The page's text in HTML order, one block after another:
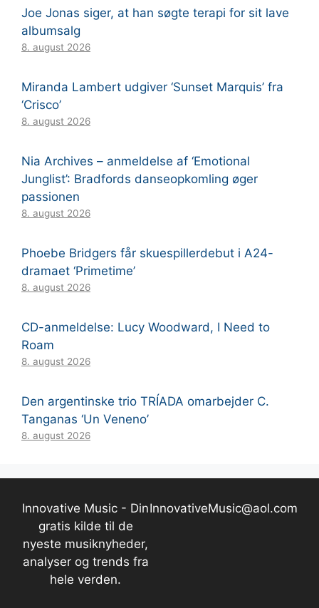
Joe Jonas siger, at han søgte terapi for sit lave
albumsalg
8. august 2026
Miranda Lambert udgiver ‘Sunset Marquis’ fra
‘Crisco’
8. august 2026
Nia Archives – anmeldelse af ‘Emotional
Junglist’: Bradfords danseopkomling øger
passionen
8. august 2026
Phoebe Bridgers får skuespillerdebut i A24-
dramaet ‘Primetime’
8. august 2026
CD-anmeldelse: Lucy Woodward, I Need to
Roam
8. august 2026
Den argentinske trio TRÍADA omarbejder C.
Tanganas ‘Un Veneno’
8. august 2026
Innovative Music - Din
gratis kilde til de
nyeste musiknyheder,
analyser og trends fra
hele verden.
InnovativeMusic@aol.com